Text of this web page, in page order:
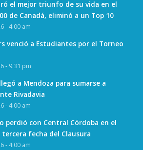
el mejor triunfo de su vida en el
de Canadá, eliminó a un Top 10
- 4:00 am
venció a Estudiantes por el Torneo
- 9:31 pm
a Mendoza para sumarse a
Rivadavia
- 4:00 am
perdió con Central Córdoba en el
tercera fecha del Clausura
- 4:00 am